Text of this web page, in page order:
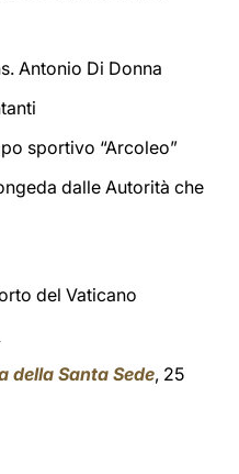
Antonio Di Donna
sportivo “Arcoleo”
dalle Autorità che
del Vaticano
della Santa Sede, 25